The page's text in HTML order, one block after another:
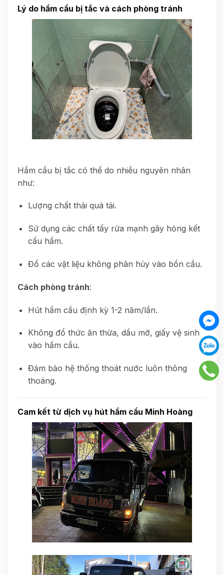
Lý do hầm cầu bị tắc và cách phòng tránh
Hầm cầu bị tắc có thể do nhiều nguyên nhân
như:
Lượng chất thải quá tải.
Sử dụng các chất tẩy rửa mạnh gây hỏng kết
cấu hầm.
Đổ các vật liệu không phân hủy vào bồn cầu.
Cách phòng tránh:
Hút hầm cầu định kỳ 1-2 năm/lần.
Không đổ thức ăn thừa, dầu mỡ, giấy vệ sinh
vào hầm cầu.
Đảm bảo hệ thống thoát nước luôn thông
thoáng.
Cam kết từ dịch vụ hút hầm cầu Minh Hoàng